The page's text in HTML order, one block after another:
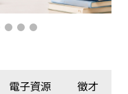
電子資源 徵才